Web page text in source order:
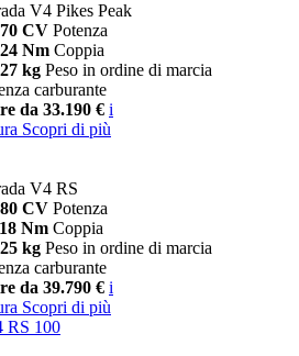
V4 Pikes Peak
CV Potenza
Nm Coppia
kg Peso in ordine di marcia
carburante
da 33.190 € i
Scopri di più
V4 RS
CV Potenza
Nm Coppia
kg Peso in ordine di marcia
carburante
da 39.790 € i
Scopri di più
RS 100